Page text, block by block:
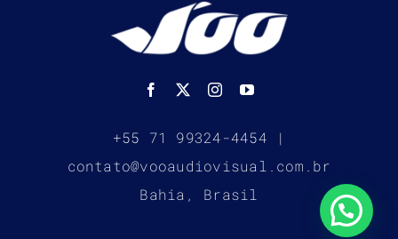
+55 71 99324-4454 |
contato@vooaudiovisual.com.br
Bahia, Brasil